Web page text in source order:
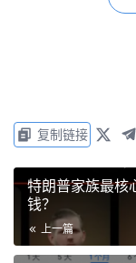
效，并规定了数
日前支持数字卢
在 2027 年 9 月
卡系统运营。年收
卢布支付，而年
接地区的商家则无
复制链接
特朗普家族最核心代币 WLFI
钱？
上一篇